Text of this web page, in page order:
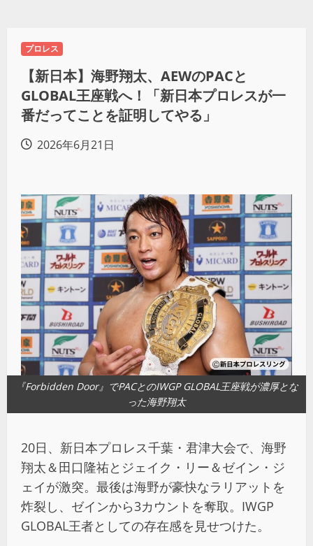
プロレス
【新日本】海野翔太、AEWのPACと
GLOBAL王座戦へ！「新日本プロレスが一
番だってことを証明してやる」
2026年6月21日
『Forbidden Door』でPACとのIWGP GLOBAL王座戦が濃厚とな
った海野翔太
20日、新日本プロレス千葉・君津大会で、海野
翔太＆田口隆祐とジェイク・リー＆ゼイン・ジ
ェイが激突。最後は海野が豪快なラリアットを
炸裂し、ゼインから3カウントを奪取。IWGP
GLOBAL王者としての存在感を見せつけた。